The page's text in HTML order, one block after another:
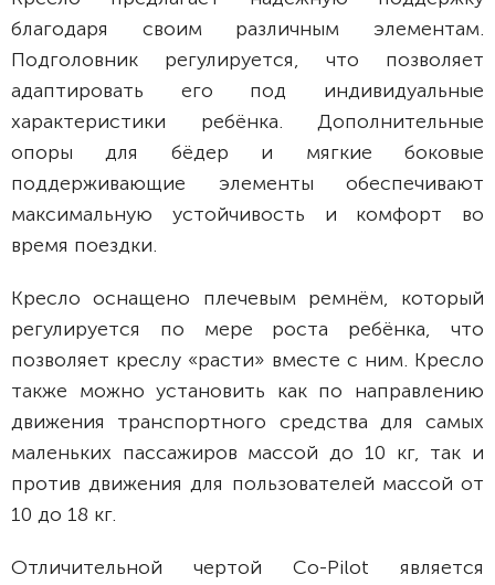
благодаря своим различным элементам.
Подголовник регулируется, что позволяет
адаптировать его под индивидуальные
характеристики ребёнка. Дополнительные
опоры для бёдер и мягкие боковые
поддерживающие элементы обеспечивают
максимальную устойчивость и комфорт во
время поездки.
Кресло оснащено плечевым ремнём, который
регулируется по мере роста ребёнка, что
позволяет креслу «расти» вместе с ним. Кресло
также можно установить как по направлению
движения транспортного средства для самых
маленьких пассажиров массой до 10 кг, так и
против движения для пользователей массой от
10 до 18 кг.
Отличительной чертой Co-Pilot является